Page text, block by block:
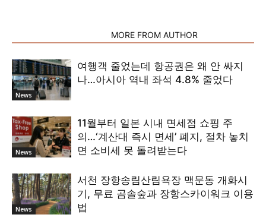
MORE FROM AUTHOR
News
여행객 줄었는데 항공권은 왜 안 싸지
나…아시아 역내 좌석 4.8% 줄었다
News
11월부터 일본 시내 면세점 쇼핑 주
의…‘계산대 즉시 면세’ 폐지, 절차 놓치
면 소비세 못 돌려받는다
News
서천 장항송림산림욕장 맥문동 개화시
기, 무료 곰솔숲과 장항스카이워크 이용
법